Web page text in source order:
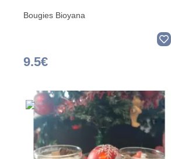
Bougies Bioyana
9.5€